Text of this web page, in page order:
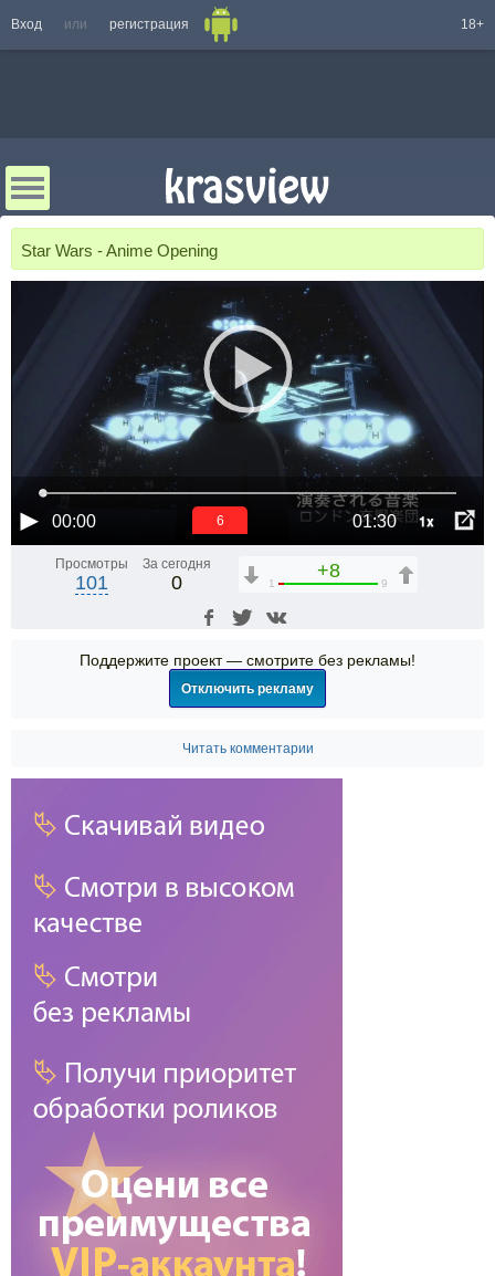
Вход или регистрация 18+
Star Wars - Anime Opening
00:00 01:30 1x
6
Просмотры
101
За сегодня
0
+8
1 9
Поддержите проект — смотрите без рекламы!
Отключить рекламу
Читать комментарии